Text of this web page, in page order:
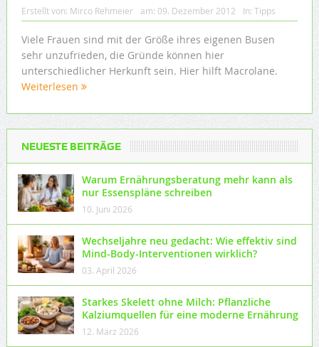
Erstellt von: Mirco Rehmeier am: 09. Dezember 2012 In: Tipps
Viele Frauen sind mit der Größe ihres eigenen Busen
sehr unzufrieden, die Gründe können hier
unterschiedlicher Herkunft sein. Hier hilft Macrolane.
Weiterlesen
NEUESTE BEITRÄGE
Warum Ernährungsberatung mehr kann als
nur Essenspläne schreiben
10. Juni 2026
Wechseljahre neu gedacht: Wie effektiv sind
Mind-Body-Interventionen wirklich?
03. April 2026
Starkes Skelett ohne Milch: Pflanzliche
Kalziumquellen für eine moderne Ernährung
12. März 2026